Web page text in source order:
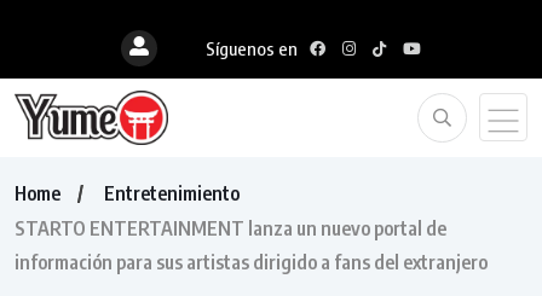
Síguenos en
Home
Entretenimiento
STARTO ENTERTAINMENT lanza un nuevo portal de
información para sus artistas dirigido a fans del extranjero